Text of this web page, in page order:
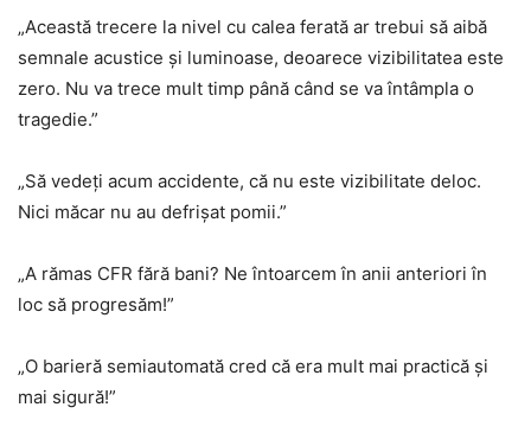
„Această trecere la nivel cu calea ferată ar trebui să aibă
semnale acustice și luminoase, deoarece vizibilitatea este
zero. Nu va trece mult timp până când se va întâmpla o
tragedie.”
„Să vedeți acum accidente, că nu este vizibilitate deloc.
Nici măcar nu au defrișat pomii.”
„A rămas CFR fără bani? Ne întoarcem în anii anteriori în
loc să progresăm!”
„O barieră semiautomată cred că era mult mai practică și
mai sigură!”